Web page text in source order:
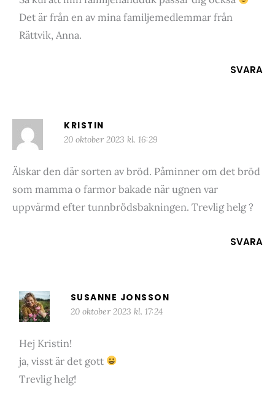
Det är från en av mina familjemedlemmar från
Rättvik, Anna.
SVARA
KRISTIN
20 oktober 2023 kl. 16:29
Älskar den där sorten av bröd. Påminner om det bröd
som mamma o farmor bakade när ugnen var
uppvärmd efter tunnbrödsbakningen. Trevlig helg ?
SVARA
SUSANNE JONSSON
20 oktober 2023 kl. 17:24
Hej Kristin!
ja, visst är det gott
Trevlig helg!